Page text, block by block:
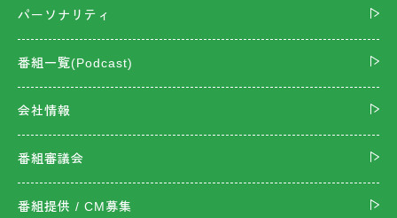
パーソナリティ
番組一覧(Podcast)
会社情報
番組審議会
番組提供 / CM募集